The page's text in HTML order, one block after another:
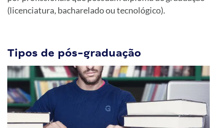
(licenciatura, bacharelado ou tecnológico).
Tipos de pós-graduação